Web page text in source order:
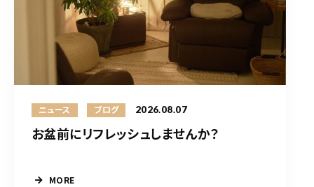
ニュース ブログ 2026.08.07
お盆前にリフレッシュしませんか？
MORE